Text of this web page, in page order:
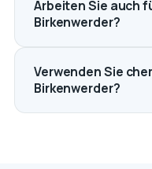
Arbeiten Sie auch
Birkenwerder?
Verwenden Sie
Birkenwerder?